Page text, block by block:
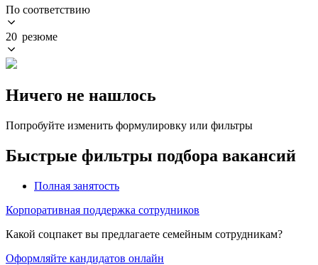
По соответствию
20 резюме
Ничего не нашлось
Попробуйте изменить формулировку или фильтры
Быстрые фильтры подбора вакансий
Полная занятость
Корпоративная поддержка сотрудников
Какой соцпакет вы предлагаете семейным сотрудникам?
Оформляйте кандидатов онлайн